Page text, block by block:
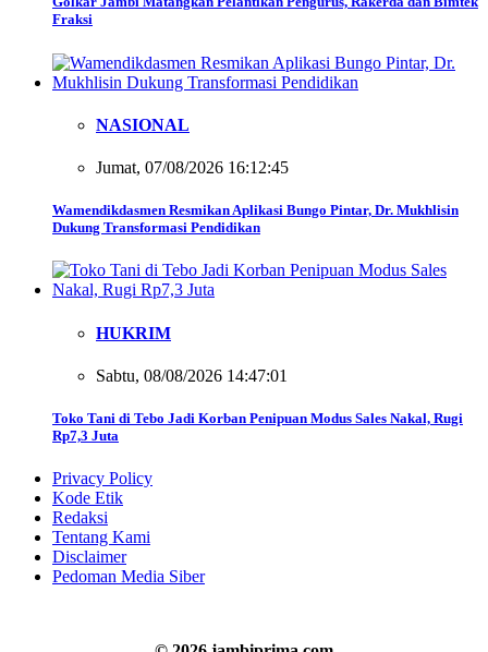
Fraksi
NASIONAL
Jumat, 07/08/2026 16:12:45
Wamendikdasmen Resmikan Aplikasi Bungo Pintar, Dr. Mukhlisin
Dukung Transformasi Pendidikan
HUKRIM
Sabtu, 08/08/2026 14:47:01
Toko Tani di Tebo Jadi Korban Penipuan Modus Sales Nakal, Rugi
Rp7,3 Juta
Privacy Policy
Kode Etik
Redaksi
Tentang Kami
Disclaimer
Pedoman Media Siber